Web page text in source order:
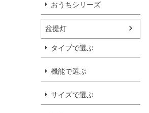
おうちシリーズ
盆提灯
タイプで選ぶ
機能で選ぶ
サイズで選ぶ